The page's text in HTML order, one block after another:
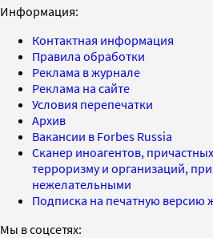
Информация:
Контактная информация
Правила обработки
Реклама в журнале
Реклама на сайте
Условия перепечатки
Архив
Вакансии в Forbes Russia
Сканер иноагентов,
терроризму и организаций,
нежелательными
Подписка на печатную версию
Мы в соцсетях: